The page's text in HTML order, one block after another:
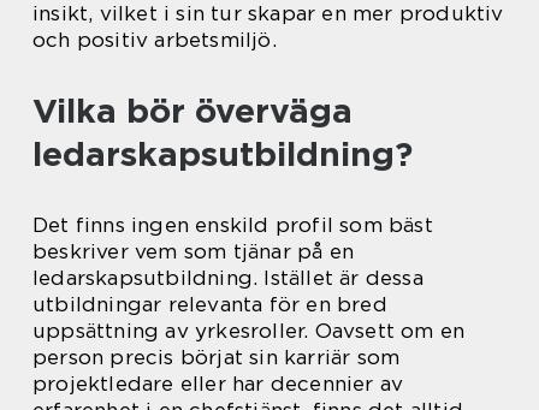
insikt, vilket i sin tur skapar en mer produktiv
och positiv arbetsmiljö.
Vilka bör överväga
ledarskapsutbildning?
Det finns ingen enskild profil som bäst
beskriver vem som tjänar på en
ledarskapsutbildning. Istället är dessa
utbildningar relevanta för en bred
uppsättning av yrkesroller. Oavsett om en
person precis börjat sin karriär som
projektledare eller har decennier av